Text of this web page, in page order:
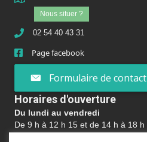
Nous situer ?
02 54 40 43 31
Page facebook
Formulaire de contact
Horaires d'ouverture
Du lundi au vendredi
De 9 h à 12 h 15 et de 14 h à 18 h